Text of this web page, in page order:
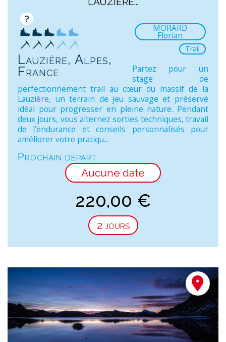
?
Lauzière, Alpes,
France
MORARD
Florian
Trail
Partez pour un
stage de
perfectionnement trail au cœur du massif de la
Lauzière, un terrain de jeu sauvage et préservé
idéal pour progresser en pleine nature. Pendant
deux jours, vous alternez sorties techniques, travail
de l’endurance et conseils personnalisés pour
améliorer votre pratiqu...
Prochain départ
Aucune date
220,00 €
2 jours